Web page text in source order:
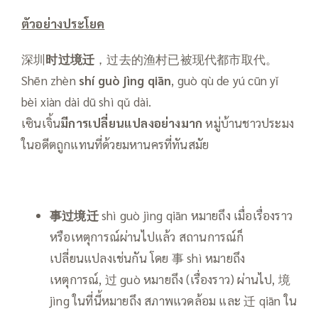
ตัวอย่างประโยค
深圳时过境迁 ，过去的渔村已被现代都市取代。
Shēn zhèn shí guò jìng qiān, guò qù de yú cūn yǐ
bèi xiàn dài dū shì qǔ dài.
เซินเจิ้นมีการเปลี่ยนแปลงอย่างมาก หมู่บ้านชาวประมง
ในอดีตถูกแทนที่ด้วยมหานครที่ทันสมัย
事过境迁shì guò jìng qiān หมายถึง เมื่อเรื่องราว
หรือเหตุการณ์ผ่านไปแล้ว สถานการณ์ก็
เปลี่ยนแปลงเช่นกัน โดย 事 shì หมายถึง
เหตุการณ์, 过 guò หมายถึง (เรื่องราว) ผ่านไป, 境
jìng ในที่นี้หมายถึง สภาพแวดล้อม และ 迁 qiān ใน